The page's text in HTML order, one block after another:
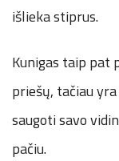
išlieka stiprus.
Kunigas taip pat
priešų, tačiau
saugoti savo
pačiu.